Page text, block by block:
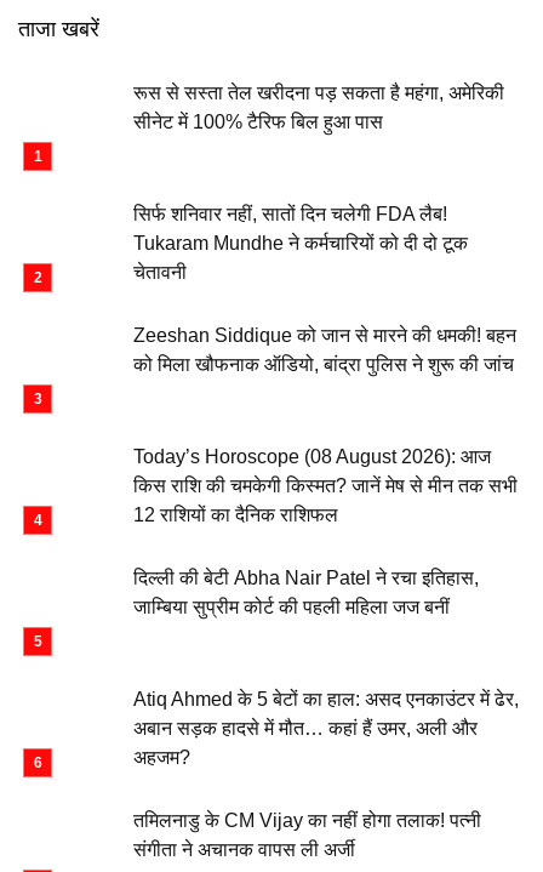
ताजा खबरें
रूस से सस्ता तेल खरीदना पड़ सकता है महंगा, अमेरिकी
सीनेट में 100% टैरिफ बिल हुआ पास
सिर्फ शनिवार नहीं, सातों दिन चलेगी FDA लैब!
Tukaram Mundhe ने कर्मचारियों को दी दो टूक
चेतावनी
Zeeshan Siddique को जान से मारने की धमकी! बहन
को मिला खौफनाक ऑडियो, बांद्रा पुलिस ने शुरू की जांच
Today’s Horoscope (08 August 2026): आज
किस राशि की चमकेगी किस्मत? जानें मेष से मीन तक सभी
12 राशियों का दैनिक राशिफल
दिल्ली की बेटी Abha Nair Patel ने रचा इतिहास,
जाम्बिया सुप्रीम कोर्ट की पहली महिला जज बनीं
Atiq Ahmed के 5 बेटों का हाल: असद एनकाउंटर में ढेर,
अबान सड़क हादसे में मौत… कहां हैं उमर, अली और
अहजम?
तमिलनाडु के CM Vijay का नहीं होगा तलाक! पत्नी
संगीता ने अचानक वापस ली अर्जी